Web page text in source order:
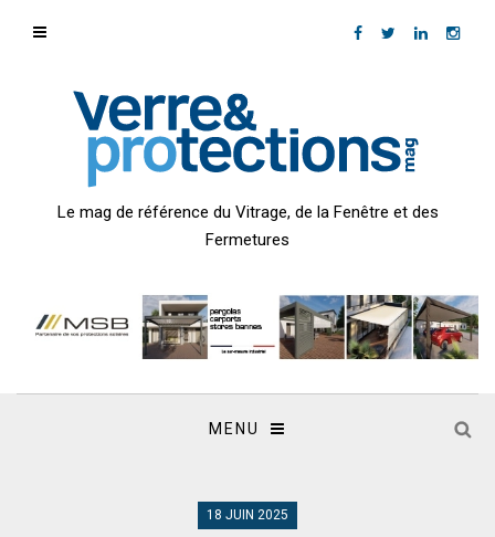
Le mag de référence du Vitrage, de la Fenêtre et des
Fermetures
MENU
18 JUIN 2025